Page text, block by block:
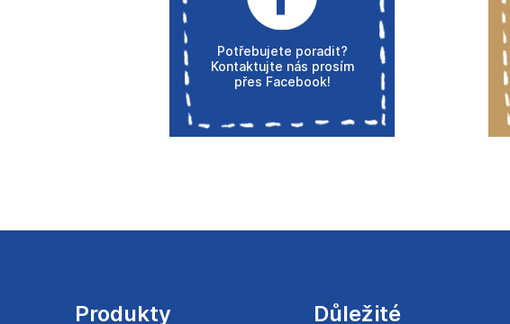
Potřebujete poradit?
Kontaktujte nás prosím
přes Facebook!
Produkty Důležité